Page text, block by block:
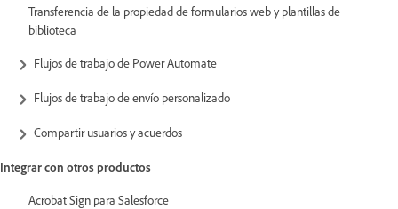
Transferencia de la propiedad de formularios web y plantillas de
biblioteca
Flujos de trabajo de Power Automate
Flujos de trabajo de envío personalizado
Compartir usuarios y acuerdos
Integrar con otros productos
Acrobat Sign para Salesforce